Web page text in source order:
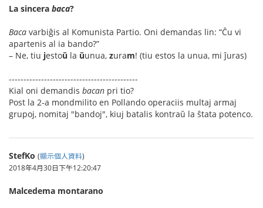
La sincera baca?
Baca varbiĝis al Komunista Partio. Oni demandas lin: “Ĉu vi
apartenis al ia bando?”
– Ne, tiu jestoŭ la ŭunua, zuram! (tiu estos la unua, mi ĵuras)
--------------------------------------------
Kial oni demandis bacan pri tio?
Post la 2-a mondmilito en Pollando operaciis multaj armaj
grupoj, nomitaj "bandoj", kiuj batalis kontraŭ la ŝtata potenco.
StefKo (顯示個人資料)
2018年4月30日下午12:20:47
Malcedema montarano